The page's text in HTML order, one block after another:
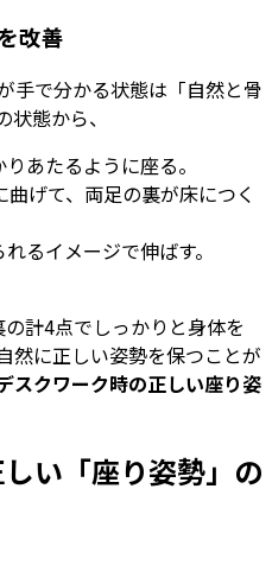
改善
手で分かる状態は「自然と骨
態から、
あたるように座る。
げて、両⾜の裏が床につく
るイメージで伸ばす。
計4点でしっかりと⾝体を
然に正しい姿勢を保つことが
スクワーク時の正しい座り姿
い「座り姿勢」の